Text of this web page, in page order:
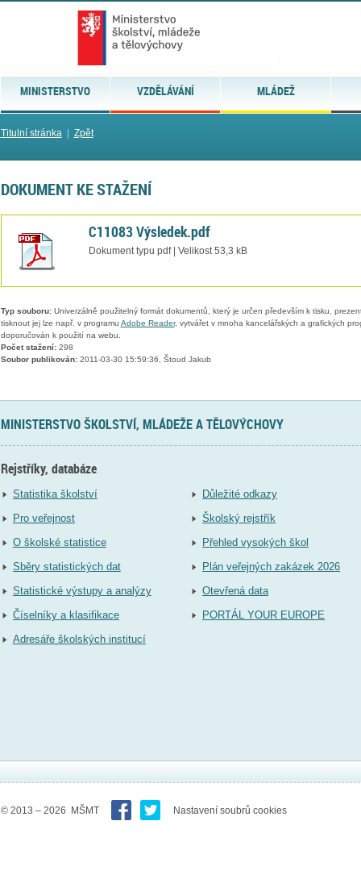
MINISTERSTVO VZDĚLÁVÁNÍ MLÁDEŽ
Titulní stránka| Zpět
DOKUMENT KE STAŽENÍ
C11083 Výsledek.pdf
Dokument typu pdf | Velikost 53,3 kB
Typ souboru:Univerzálně použitelný formát dokumentů, který je určen především k tisku,
tisknout jej lze např. v programu Adobe Reader, vytvářet v mnoha kancelářských a grafických
doporučován k použití na webu.
Počet stažení:298
Soubor publikován:2011-03-30 15:59:36, Štoud Jakub
MINISTERSTVO ŠKOLSTVÍ, MLÁDEŽE A TĚLOVÝCHOVY
Rejstříky, databáze
Statistika školství
Pro veřejnost
O školské statistice
Sběry statistických dat
Statistické výstupy a analýzy
Číselníky a klasifikace
Adresáře školských institucí
Důležité odkazy
Školský rejstřík
Přehled vysokých škol
Plán veřejných zakázek 2026
Otevřená data
PORTÁL YOUR EUROPE
© 2013 – 2026 MŠMT Nastavení soubrů cookies